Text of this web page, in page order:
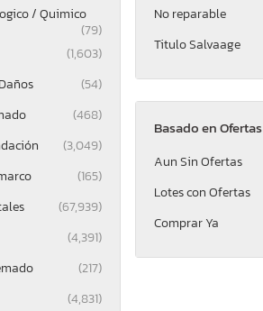
/ Quimico
(79)
(1,603)
(54)
(468)
(3,049)
(165)
(67,939)
(4,391)
(217)
(4,831)
No reparable
Titulo Salvaage
Basado en Ofertas
Aun Sin Ofertas
Lotes con Ofertas
Comprar Ya